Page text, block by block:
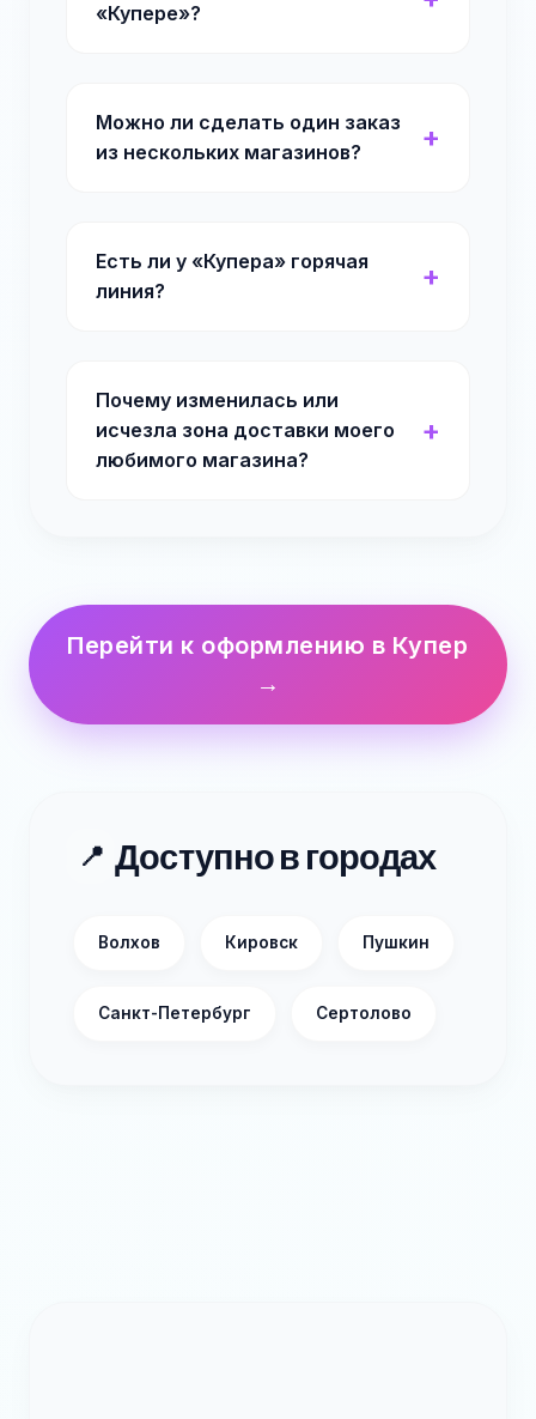
«Купере»?
Можно ли сделать один заказ
из нескольких магазинов?
Есть ли у «Купера» горячая
линия?
Почему изменилась или
исчезла зона доставки моего
любимого магазина?
Перейти к оформлению в Купер
→
📍 Доступно в городах
Волхов Кировск Пушкин
Санкт-Петербург Сертолово